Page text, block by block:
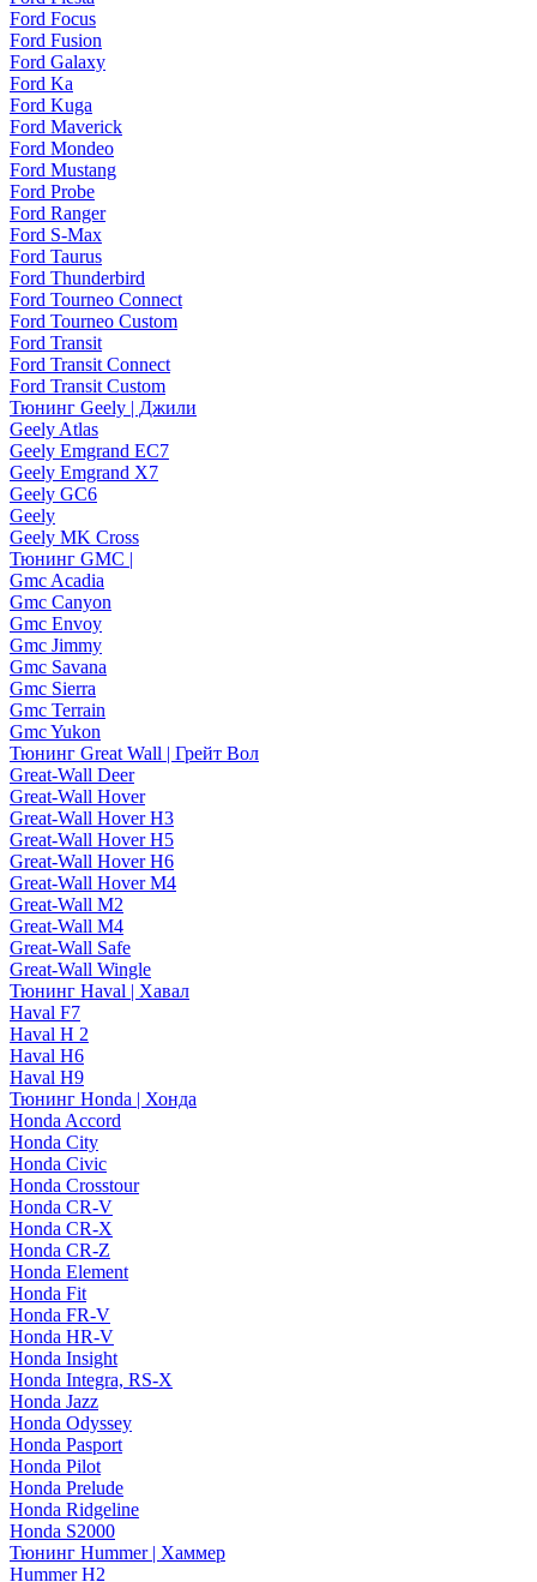
Ford Focus
Ford Fusion
Ford Galaxy
Ford Ka
Ford Kuga
Ford Maverick
Ford Mondeo
Ford Mustang
Ford Probe
Ford Ranger
Ford S-Max
Ford Taurus
Ford Thunderbird
Ford Tourneo Connect
Ford Tourneo Custom
Ford Transit
Ford Transit Connect
Ford Transit Custom
Тюнинг Geely | Джили
Geely Atlas
Geely Emgrand EC7
Geely Emgrand X7
Geely GC6
Geely
Geely MK Cross
Тюнинг GMC |
Gmc Acadia
Gmc Canyon
Gmc Envoy
Gmc Jimmy
Gmc Savana
Gmc Sierra
Gmc Terrain
Gmc Yukon
Тюнинг Great Wall | Грейт Вол
Great-Wall Deer
Great-Wall Hover
Great-Wall Hover H3
Great-Wall Hover H5
Great-Wall Hover H6
Great-Wall Hover M4
Great-Wall M2
Great-Wall M4
Great-Wall Safe
Great-Wall Wingle
Тюнинг Haval | Хавал
Haval F7
Haval H 2
Haval H6
Haval H9
Тюнинг Honda | Хонда
Honda Accord
Honda City
Honda Civic
Honda Crosstour
Honda CR-V
Honda CR-X
Honda CR-Z
Honda Element
Honda Fit
Honda FR-V
Honda HR-V
Honda Insight
Honda Integra, RS-X
Honda Jazz
Honda Odyssey
Honda Pasport
Honda Pilot
Honda Prelude
Honda Ridgeline
Honda S2000
Тюнинг Hummer | Хаммер
Hummer H2